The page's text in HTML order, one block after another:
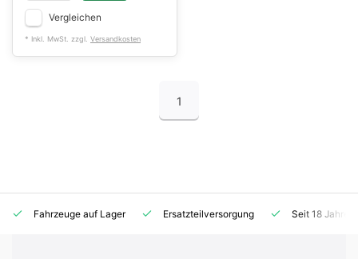
Vergleichen
* Inkl. MwSt. zzgl. Versandkosten
1
Fahrzeuge auf Lager Ersatzteilversorgung Seit 18